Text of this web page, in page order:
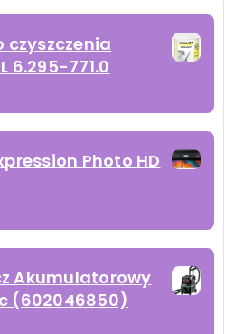
czyszczenia
6.295-771.0
Photo HD
Akumulatorowy
(602046850)